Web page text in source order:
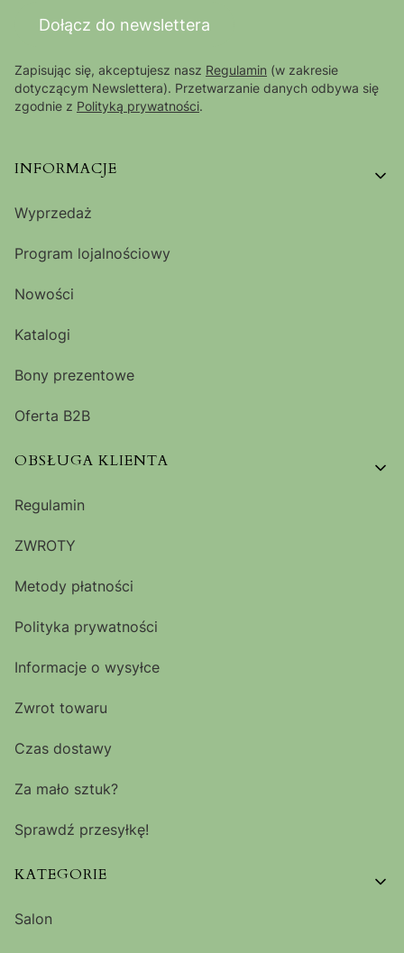
Dołącz do newslettera
Zapisując się, akceptujesz nasz Regulamin (w zakresie
dotyczącym Newslettera). Przetwarzanie danych odbywa się
zgodnie z Polityką prywatności.
Linki w stopce
INFORMACJE
Wyprzedaż
Program lojalnościowy
Nowości
Katalogi
Bony prezentowe
Oferta B2B
OBSŁUGA KLIENTA
Regulamin
ZWROTY
Metody płatności
Polityka prywatności
Informacje o wysyłce
Zwrot towaru
Czas dostawy
Za mało sztuk?
Sprawdź przesyłkę!
KATEGORIE
Salon